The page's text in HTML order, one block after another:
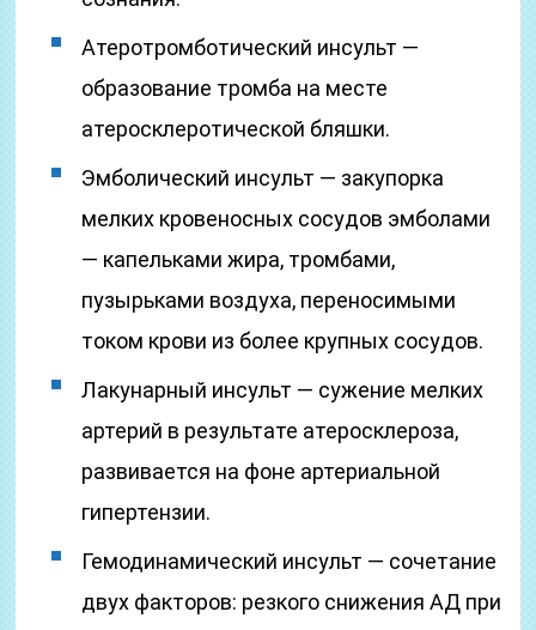
Атеротромботический инсульт —
образование тромба на месте
атеросклеротической бляшки.
Эмболический инсульт — закупорка
мелких кровеносных сосудов эмболами
— капельками жира, тромбами,
пузырьками воздуха, переносимыми
током крови из более крупных сосудов.
Лакунарный инсульт — сужение мелких
артерий в результате атеросклероза,
развивается на фоне артериальной
гипертензии.
Гемодинамический инсульт — сочетание
двух факторов: резкого снижения АД при